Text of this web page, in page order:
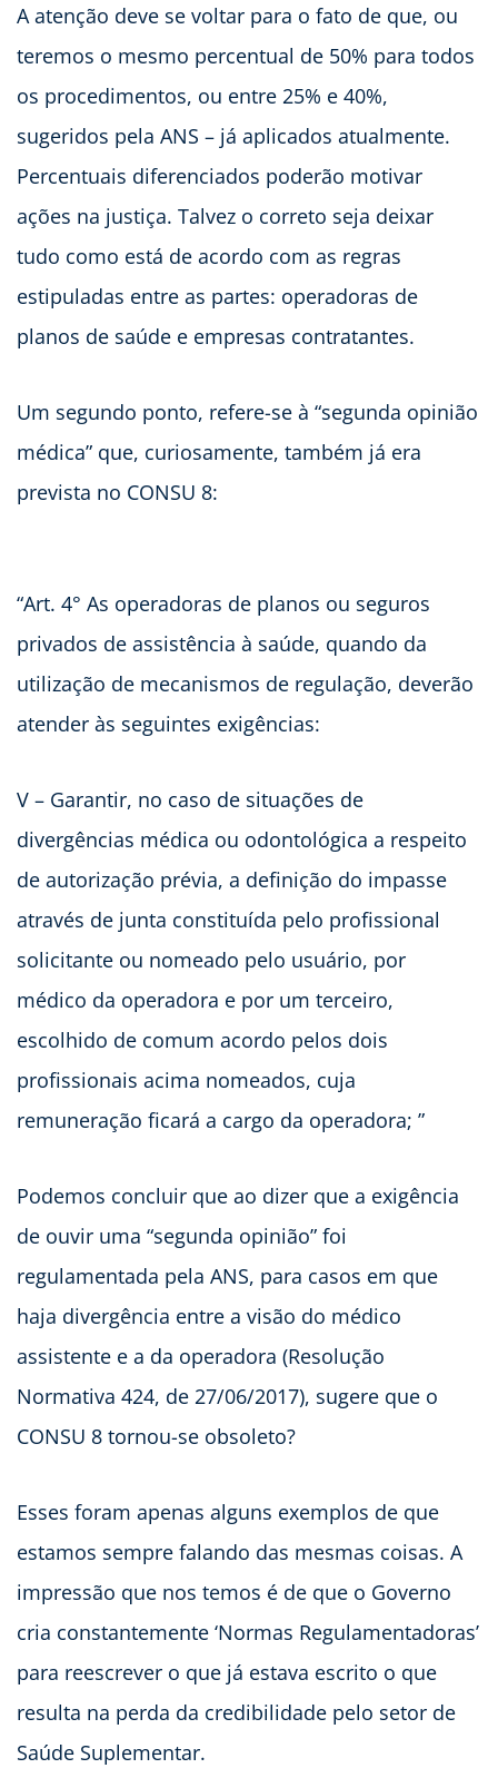
A atenção deve se voltar para o fato de que, ou
teremos o mesmo percentual de 50% para todos
os procedimentos, ou entre 25% e 40%,
sugeridos pela ANS – já aplicados atualmente.
Percentuais diferenciados poderão motivar
ações na justiça. Talvez o correto seja deixar
tudo como está de acordo com as regras
estipuladas entre as partes: operadoras de
planos de saúde e empresas contratantes.
Um segundo ponto, refere-se à “segunda opinião
médica” que, curiosamente, também já era
prevista no CONSU 8:
“Art. 4° As operadoras de planos ou seguros
privados de assistência à saúde, quando da
utilização de mecanismos de regulação, deverão
atender às seguintes exigências:
V – Garantir, no caso de situações de
divergências médica ou odontológica a respeito
de autorização prévia, a definição do impasse
através de junta constituída pelo profissional
solicitante ou nomeado pelo usuário, por
médico da operadora e por um terceiro,
escolhido de comum acordo pelos dois
profissionais acima nomeados, cuja
remuneração ficará a cargo da operadora; ”
Podemos concluir que ao dizer que a exigência
de ouvir uma “segunda opinião” foi
regulamentada pela ANS, para casos em que
haja divergência entre a visão do médico
assistente e a da operadora (Resolução
Normativa 424, de 27/06/2017), sugere que o
CONSU 8 tornou-se obsoleto?
Esses foram apenas alguns exemplos de que
estamos sempre falando das mesmas coisas. A
impressão que nos temos é de que o Governo
cria constantemente ‘Normas Regulamentadoras’
para reescrever o que já estava escrito o que
resulta na perda da credibilidade pelo setor de
Saúde Suplementar.